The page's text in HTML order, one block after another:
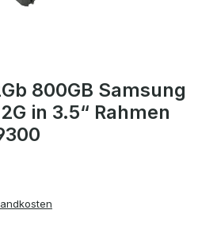
800GB Samsung
in 3.5“ Rahmen